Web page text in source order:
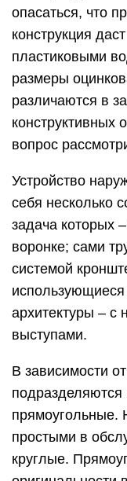
опасаться, что
конструкция
пластиковыми
размеры
различаются в
конструктивных
вопрос
Устройство
себя несколько
задача которых
воронке; сами
системой
архитектуры – с
выступами.
В зависимости
подразделяются
прямоугольные.
простыми в
круглые.